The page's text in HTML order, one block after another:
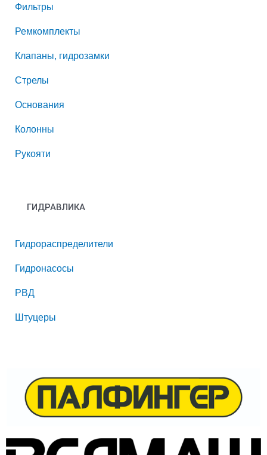
Фильтры
Ремкомплекты
Клапаны, гидрозамки
Стрелы
Основания
Колонны
Рукояти
ГИДРАВЛИКА
Гидрораспределители
Гидронасосы
РВД
Штуцеры